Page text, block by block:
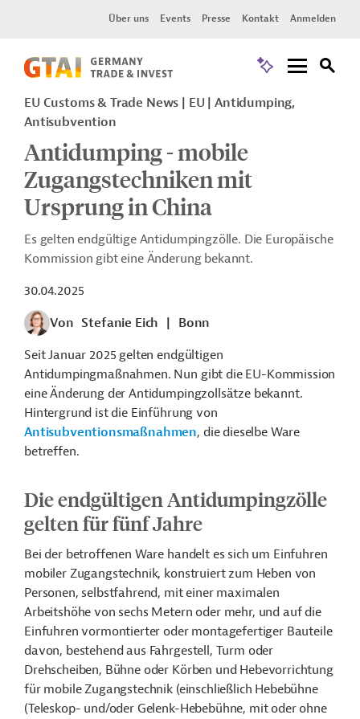
Über uns Events Presse Kontakt Anmelden
EU Customs & Trade News EU
Antidumping,
Antisubvention
Antidumping - mobile
Zugangstechniken mit
Ursprung in China
Es gelten endgültige Antidumpingzölle. Die Europäische
Kommission gibt eine Änderung bekannt.
30.04.2025
Von Stefanie Eich
Bonn
Seit Januar 2025 gelten endgültigen
Antidumpingmaßnahmen. Nun gibt die EU-Kommission
eine Änderung der Antidumpingzollsätze bekannt.
Hintergrund ist die Einführung von
Antisubventionsmaßnahmen, die dieselbe Ware
betreffen.
Die endgültigen Antidumpingzölle
gelten für fünf Jahre
Bei der betroffenen Ware handelt es sich um Einfuhren
mobiler Zugangstechnik, konstruiert zum Heben von
Personen, selbstfahrend, mit einer maximalen
Arbeitshöhe von sechs Metern oder mehr, und auf die
Einfuhren vormontierter oder montagefertiger Bauteile
davon, bestehend aus Fahrgestell, Turm oder
Drehscheiben, Bühne oder Körben und Hebevorrichtung
für mobile Zugangstechnik (einschließlich Hebebühne
(Teleskop- und/oder Gelenk-Hebebühne, mit oder ohne